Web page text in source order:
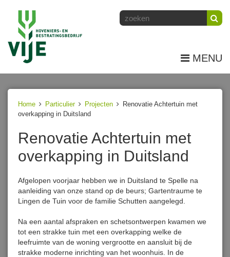
MENU
Home Particulier Projecten
Renovatie Achtertuin met
overkapping in Duitsland
Renovatie Achtertuin met
overkapping in Duitsland
Afgelopen voorjaar hebben we in Duitsland te Spelle na
aanleiding van onze stand op de beurs; Gartentraume te
Lingen de Tuin voor de familie Schutten aangelegd.
Na een aantal afspraken en schetsontwerpen kwamen we
tot een strakke tuin met een overkapping welke de
leefruimte van de woning vergrootte en aansluit bij de
strakke moderne inrichting van het woonhuis. In de